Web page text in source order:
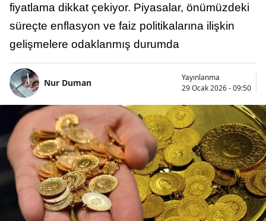
fiyatlama dikkat çekiyor. Piyasalar, önümüzdeki
süreçte enflasyon ve faiz politikalarına ilişkin
gelişmelere odaklanmış durumda
Nur Duman
Yayınlanma
29 Ocak 2026 - 09:50